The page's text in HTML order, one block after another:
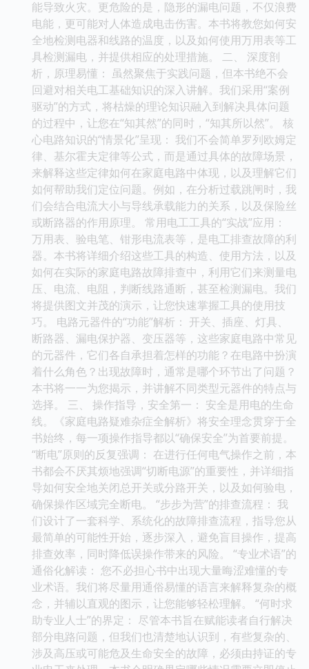
能导致火灾。更危险的是，隐形的漏电问题，不仅浪费
电能，更可能对人体造成电击伤害。本书将教您如何安
全地检测电器和线路的温度，以及如何使用万用表等工
具检测漏电，并提供相应的处理措施。 二、 深度剖
析，原理易懂： 虽然聚焦于实践问题，但本书绝不会
回避对相关电工基础知识的深入讲解。我们采用“案例
驱动”的方式，将枯燥的理论知识融入到解决具体问题
的过程中，让您在“知其然”的同时，“知其所以然”。 核
心电路知识的“情景化”呈现： 我们不会简单罗列欧姆定
律、基尔霍夫定律等公式，而是通过具体的故障场景，
来解释这些定律如何在家庭电路中体现，以及理解它们
如何帮助我们定位问题。例如，在分析过载跳闸时，我
们会结合电流大小与导线承载能力的关系，以及保险丝
或断路器的作用原理。 常用电工工具的“实战”应用：
万用表、验电笔、钳形电流表等，是电工排查故障的利
器。本书将详细介绍这些工具的构造、使用方法，以及
如何在实际的家庭电路故障排查中，利用它们来测量电
压、电流、电阻，判断线路通断，甚至检测漏电。我们
将提供图文并茂的演示，让您快速掌握工具的使用技
巧。 电路元器件的“功能”解析： 开关、插座、灯具、
断路器、漏电保护器、变压器等，这些家庭电路中常见
的元器件，它们各自承担着怎样的功能？在电路中扮演
着什么角色？出现故障时，通常是哪个环节出了问题？
本书将一一为您揭示，并讲解不同类型元器件的特点与
选择。 三、 操作指导，安全第一： 安全是用电的生命
线。《家庭电路疑难杂症全解析》将安全理念贯穿于全
书始终，每一项操作指导都以“确保安全”为首要前提。
“断电”原则的反复强调： 在进行任何电气操作之前，本
书都会不厌其烦地强调“切断电源”的重要性，并详细指
导如何安全地关闭总开关或分路开关，以及如何验电，
确保操作区域完全断电。 “步步为营”的排查流程： 我
们设计了一套科学、系统化的故障排查流程，指导您从
最简单的可能性开始，逐步深入，避免盲目操作，提高
排查效率，同时降低误操作带来的风险。 “专业术语”的
通俗化解读： 您不必担心书中出现大量晦涩难懂的专
业术语。我们将尽量用通俗易懂的语言来解释复杂的概
念，并辅以直观的图示，让您能够轻松理解。 “何时求
助专业人士”的界定： 尽管本书旨在赋能读者自行解决
部分电路问题，但我们也清楚地认识到，有些复杂的、
涉及高压或可能危及生命安全的故障，必须由持证的专